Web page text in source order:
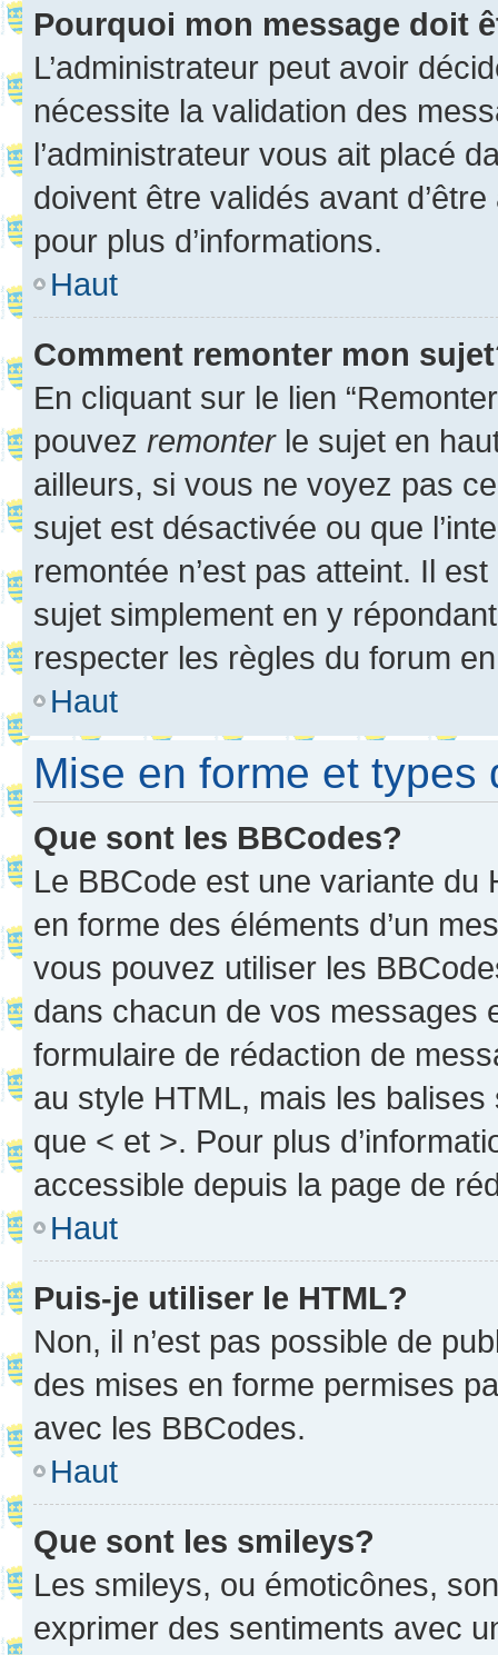
Pourquoi mon message doit
L’administrateur peut avoir
nécessite la validation des
l’administrateur vous ait placé
doivent être validés avant
pour plus d’informations.
Haut
Comment remonter mon
En cliquant sur le lien
pouvez remonterle sujet en
ailleurs, si vous ne voyez pas
sujet est désactivée ou que
remontée n’est pas atteint. Il
sujet simplement en y
respecter les règles du forum
Haut
Mise en forme et types
Que sont les BBCodes?
Le BBCode est une variante du
en forme des éléments d’un
vous pouvez utiliser les
dans chacun de vos messages
formulaire de rédaction de
au style HTML, mais les
que < et >. Pour plus
accessible depuis la page de
Haut
Puis-je utiliser le HTML?
Non, il n’est pas possible de
des mises en forme permises
avec les BBCodes.
Haut
Que sont les smileys?
Les smileys, ou émoticônes,
exprimer des sentiments avec